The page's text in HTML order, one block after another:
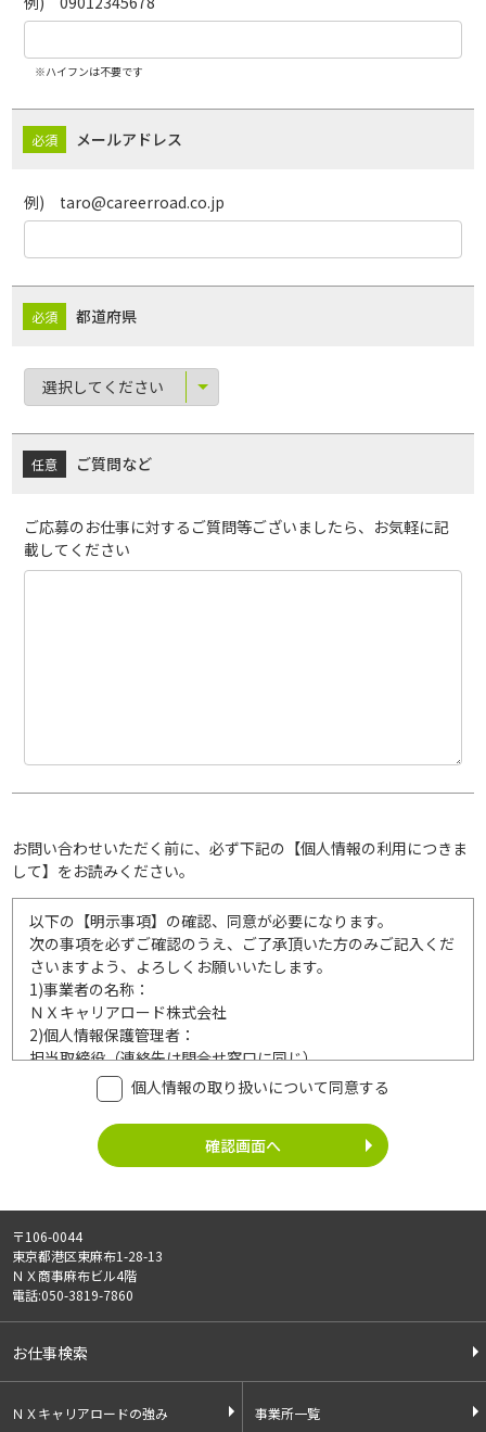
※ハイフンは不要です
メールアドレス
例) taro@careerroad.co.jp
都道府県
ご質問など
ご応募のお仕事に対するご質問等ございましたら、お気軽に記
載してください
お問い合わせいただく前に、必ず下記の【個人情報の利用につきま
して】をお読みください。
以下の【明示事項】の確認、同意が必要になります。
次の事項を必ずご確認のうえ、ご了承頂いた方のみご記入くだ
さいますよう、よろしくお願いいたします。
1)事業者の名称：
ＮＸキャリアロード株式会社
2)個人情報保護管理者：
担当取締役（連絡先は問合せ窓口に同じ）
利用目的：
ご記入頂いた個人情報は、次の利用目的達成の範囲内において
利用いたします。
個人情報の利用
有料職業紹介事業
・請負事業
ご記入頂いた個人情報は、法令等に定める場合を除いて、ご本
人様の同意なく、第三者に提供することはございません。
5)外部の委託：
ご記入頂いた個人情報は、文書保存、サーバー管理等の目的
個人情報の取り扱いについて同意する
〒106-0044
東京都港区東麻布1-28-13
ＮＸ商事麻布ビル4階
電話:050-3819-7860
お仕事検索
ＮＸキャリアロードの強み 事業所一覧